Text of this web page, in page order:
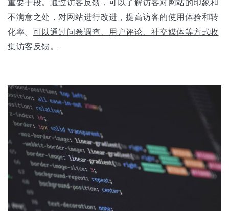
重要手段。通过访客反馈，可以了解访客对网站的印象和
不满意之处，对网站进行改进，提高访客的使用体验和转
化率。 可以通过问卷调查、用户评论、社交媒体等方式收
集访客反馈。